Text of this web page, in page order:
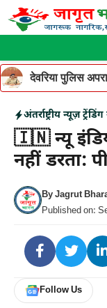
Skip
to
देवरिया पुलिस
अंतर्राष्ट्रीय न्यूज़
🇮🇳 न्यू
नहीं डरता:
ByJagrut
Published on:
Follow Us